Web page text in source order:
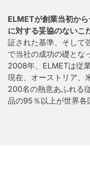
ELMETが創業当初か
に対する妥協のないこ
証された基準、そして
で当社の成功の礎とな
2008年、ELMETは従
現在、オーストリア、
200名の熱意あふれる
品の95％以上が世界各